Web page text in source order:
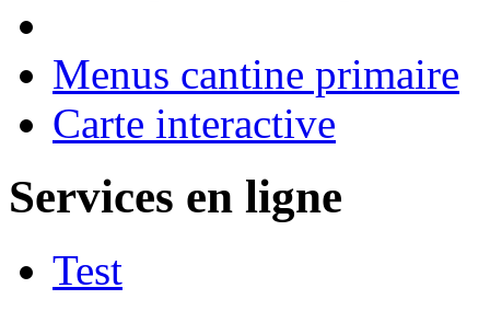
Menus cantine primaire
Carte interactive
Services en ligne
Test